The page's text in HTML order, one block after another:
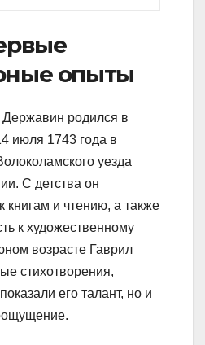
опыты
родился в
июля 1743 года в
уезда
С детства он
книгам и чтению, а также
к художественному
возрасте Гаврил
стихотворения,
его талант, но и